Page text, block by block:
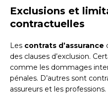
Exclusions et
contractuelles
Les contrats d’assurance
des clauses d’exclusion.
comme les dommages
pénales. D’autres sont
assureurs et les professions.